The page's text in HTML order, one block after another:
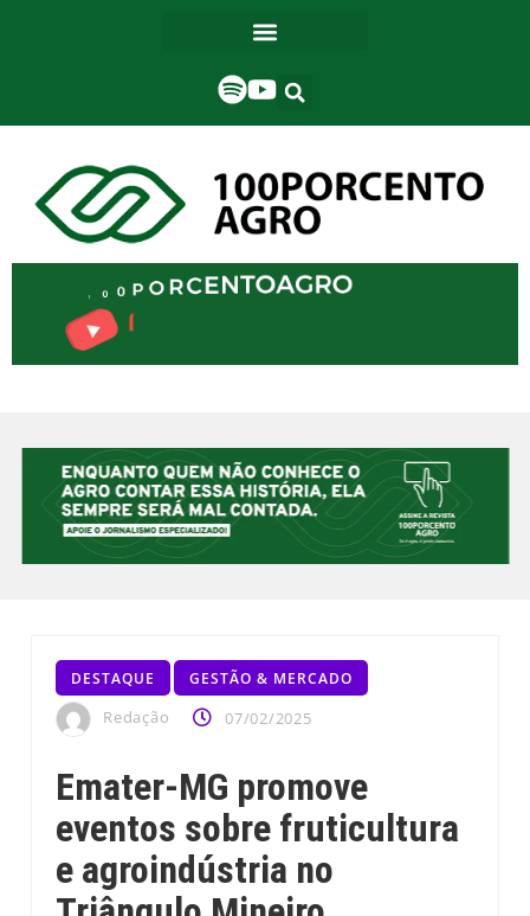
DESTAQUE GESTÃO & MERCADO
Redação 07/02/2025
Emater-MG promove
eventos sobre fruticultura
e agroindústria no